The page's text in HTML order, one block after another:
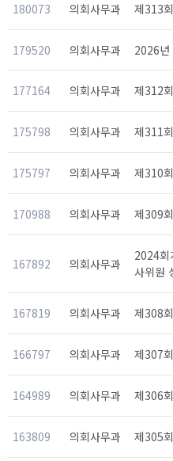
180073 의회사무과 제313
179520 의회사무과 2026년
177164 의회사무과 제312
175798 의회사무과 제311
175797 의회사무과 제310
170988 의회사무과 제309
167892 의회사무과
2024회
사위원
167819 의회사무과 제308
166797 의회사무과 제307
164989 의회사무과 제306
163809 의회사무과 제305